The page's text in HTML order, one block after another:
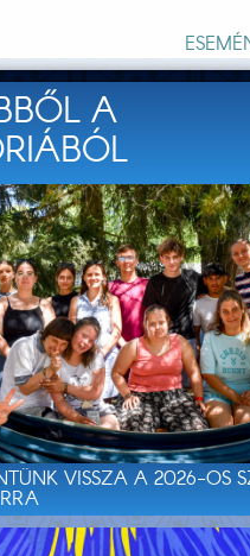
A
VISSZA A 2026-OS